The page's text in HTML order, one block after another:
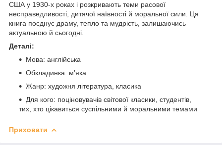
США у 1930-х роках і розкривають теми расової
несправедливості, дитячої наївності й моральної сили. Ця
книга поєднує драму, тепло та мудрість, залишаючись
актуальною й сьогодні.
Деталі:
Мова: англійська
Обкладинка: м’яка
Жанр: художня література, класика
Для кого: поціновувачів світової класики, студентів,
тих, хто цікавиться суспільними й моральними темами
Приховати